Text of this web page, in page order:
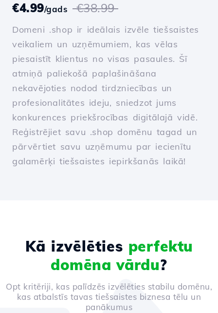
€4.99/gads €38.99
Domeni .shop ir ideālais izvēle tiešsaistes
veikaliem un uzņēmumiem, kas vēlas
piesaistīt klientus no visas pasaules. Šī
atmiņā paliekošā paplašināšana
nekavējoties nodod tirdzniecības un
profesionalitātes ideju, sniedzot jums
konkurences priekšrocības digitālajā vidē.
Reģistrējiet savu .shop domēnu tagad un
pārvērtiet savu uzņēmumu par iecienītu
galamērķi tiešsaistes iepirkšanās laikā!
Kā izvēlēties perfektu
domēna vārdu?
Opt kritēriji, kas palīdzēs izvēlēties stabilu domēnu,
kas atbalstīs tavas tiešsaistes biznesa tēlu un
panākumus